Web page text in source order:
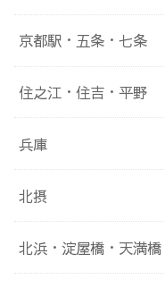
京都駅・五条・七条
住之江・住吉・平野
兵庫
北摂
北浜・淀屋橋・天満橋